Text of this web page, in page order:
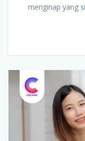
menginap yang